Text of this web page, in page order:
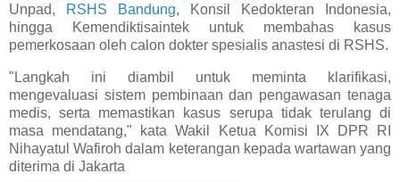
Unpad,
RSHS Bandung, Konsil Kedokteran Indonesia,
hingga Kemendiktisaintek untuk membahas kasus
pemerkosaan oleh calon dokter spesialis anastesi di RSHS.
"Langkah ini diambil untuk meminta klarifikasi,
mengevaluasi sistem pembinaan dan pengawasan tenaga
medis, serta memastikan kasus serupa tidak terulang di
masa mendatang," kata Wakil Ketua Komisi IX DPR RI
Nihayatul Wafiroh dalam keterangan kepada wartawan yang
diterima di Jakarta